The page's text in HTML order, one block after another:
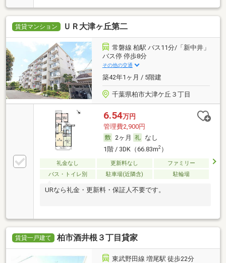
賃貸マンション ＵＲ大津ヶ丘第二
常磐線 柏駅 バス11分/「新中井」
バス停 停歩8分
その他の交通
築42年1ヶ月 / 5階建
千葉県柏市大津ケ丘３丁目
6.54万円
管理費2,900円
2ヶ月
なし
1階 / 3DK（66.83m2）
礼金なし 更新料なし
ファミリー
バス・トイレ別
駐車場(近隣含) 駐輪場
URなら礼金・更新料・保証人不要です。
賃貸一戸建て 柏市酒井根３丁目貸家
東武野田線 増尾駅 徒歩22分